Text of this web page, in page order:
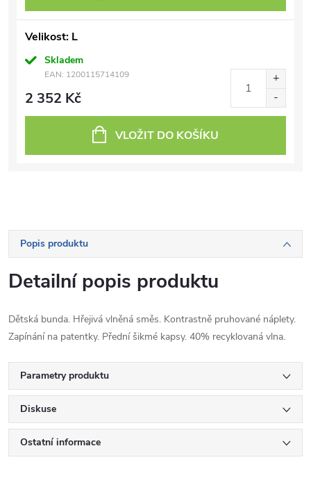
Velikost: L
Skladem
EAN: 1200115714109
2 352 Kč
VLOŽIT DO KOŠÍKU
Popis produktu
Detailní popis produktu
Dětská bunda. Hřejivá vlněná směs. Kontrastně pruhované náplety.
Zapínání na patentky. Přední šikmé kapsy. 40% recyklovaná vlna.
Parametry produktu
Diskuse
Ostatní informace